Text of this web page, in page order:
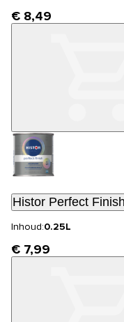
€ 8,49
Histor Perfect
Inhoud:0.25L
€ 7,99